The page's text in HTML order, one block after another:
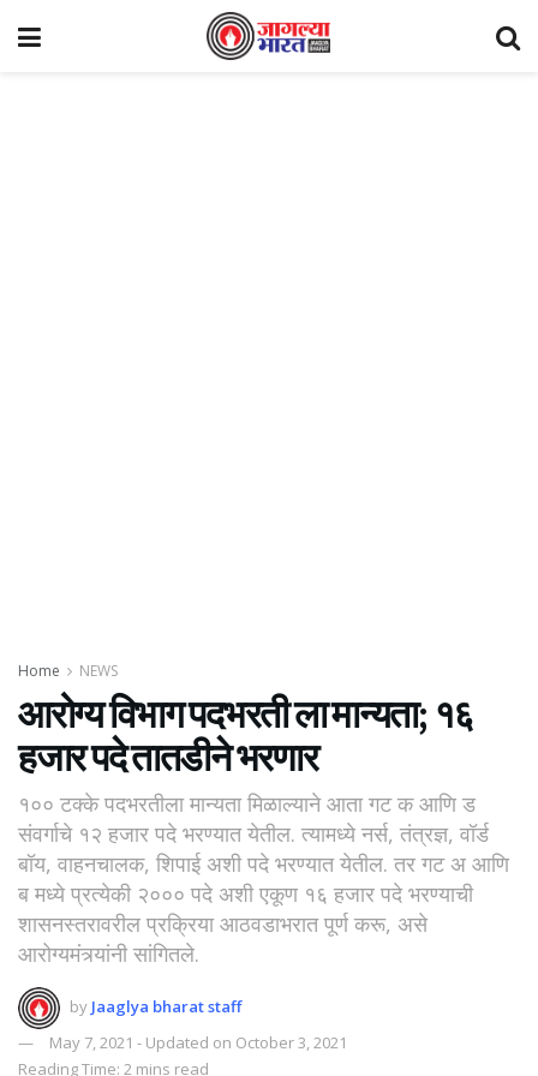
Home NEWS
आरोग्य विभाग पदभरती ला मान्यता; १६
हजार पदे तातडीने भरणार
१०० टक्के पदभरतीला मान्यता मिळाल्याने आता गट क आणि ड
संवर्गाचे १२ हजार पदे भरण्यात येतील. त्यामध्ये नर्स, तंत्रज्ञ, वॉर्ड
बॉय, वाहनचालक, शिपाई अशी पदे भरण्यात येतील. तर गट अ आणि
ब मध्ये प्रत्येकी २००० पदे अशी एकूण १६ हजार पदे भरण्याची
शासनस्तरावरील प्रक्रिया आठवडाभरात पूर्ण करू, असे
आरोग्यमंत्र्यांनी सांगितले.
by Jaaglya bharat staff
May 7, 2021 - Updated on October 3, 2021
Reading Time: 2 mins read